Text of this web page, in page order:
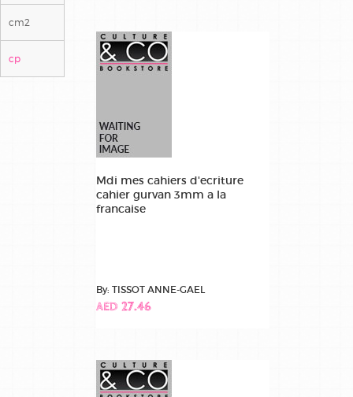
cm2
cp
Mdi mes cahiers d'ecriture
cahier gurvan 3mm a la
francaise
By: TISSOT ANNE-GAEL
AED 27.46